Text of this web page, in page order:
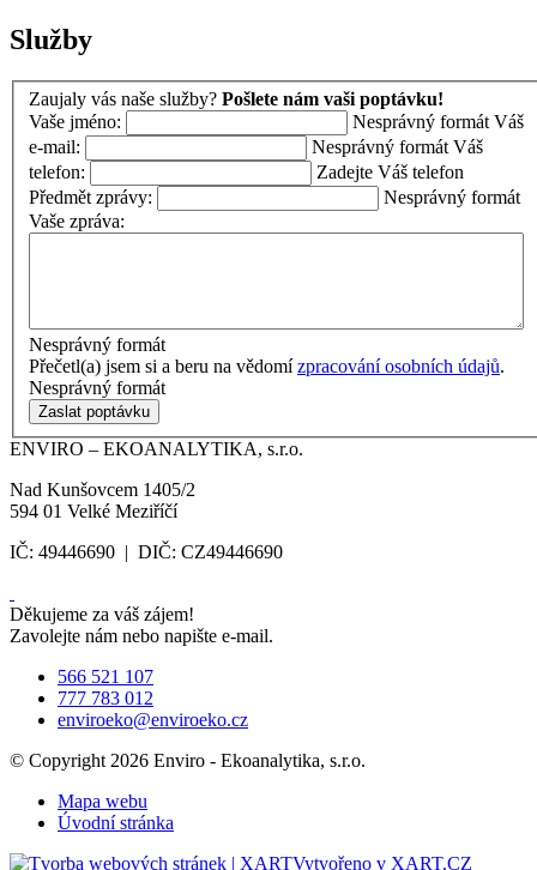
Služby
Zaujaly vás naše služby? Pošlete nám vaši poptávku!
Vaše jméno:
Nesprávný formát Váš
e-mail:
Nesprávný formát Váš
telefon:
Zadejte Váš telefon
Předmět zprávy:
Nesprávný formát
Vaše zpráva:
Nesprávný formát
Přečetl(a) jsem si a beru na vědomízpracování osobních údajů.
Nesprávný formát
Zaslat poptávku
ENVIRO – EKOANALYTIKA, s.r.o.
Nad Kunšovcem 1405/2
594 01 Velké Meziříčí
IČ: 49446690 | DIČ: CZ49446690
Děkujeme za váš zájem!
Zavolejte nám nebo napište e-mail.
566 521 107
777 783 012
enviroeko@enviroeko.cz
© Copyright 2026 Enviro - Ekoanalytika, s.r.o.
Mapa webu
Úvodní stránka
Vytvořeno v XART.CZ